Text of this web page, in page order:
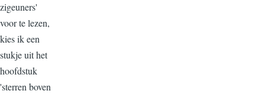
zigeuners'
voor te lezen,
kies ik een
stukje uit het
hoofdstuk
'sterren boven